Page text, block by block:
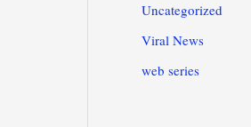
Uncategorized
Viral News
web series